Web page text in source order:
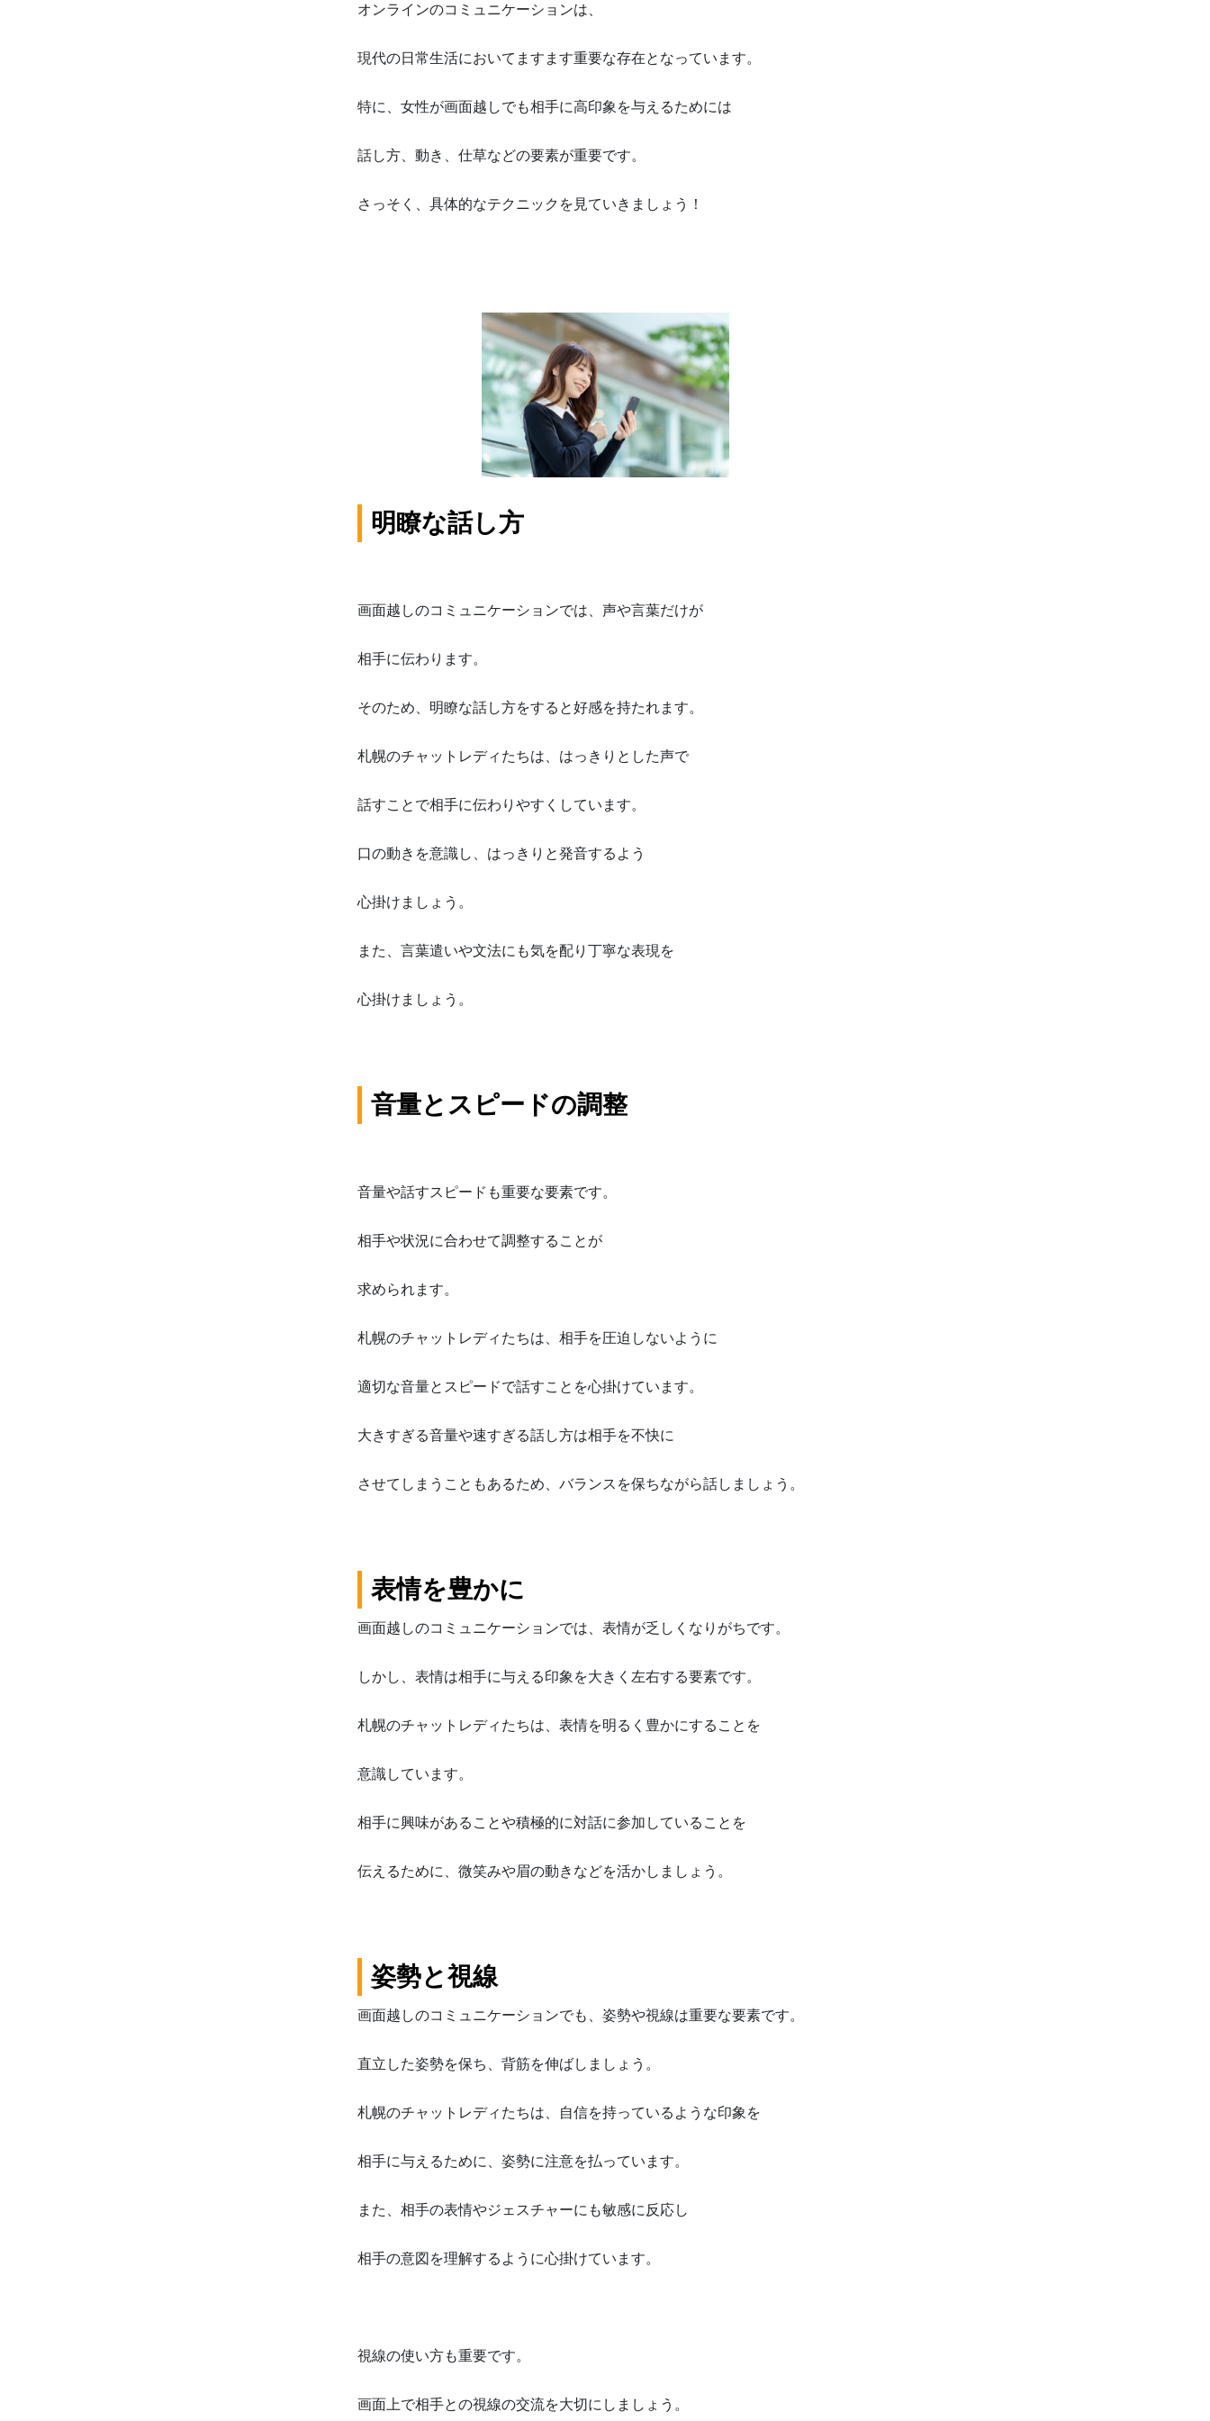
オンラインのコミュニケーションは、
現代の日常生活においてますます重要な存在となっています。
特に、女性が画面越しでも相手に高印象を与えるためには
話し方、動き、仕草などの要素が重要です。
さっそく、具体的なテクニックを見ていきましょう！
明瞭な話し方
画面越しのコミュニケーションでは、声や言葉だけが
相手に伝わります。
そのため、明瞭な話し方をすると好感を持たれます。
札幌のチャットレディたちは、はっきりとした声で
話すことで相手に伝わりやすくしています。
口の動きを意識し、はっきりと発音するよう
心掛けましょう。
また、言葉遣いや文法にも気を配り丁寧な表現を
心掛けましょう。
音量とスピードの調整
音量や話すスピードも重要な要素です。
相手や状況に合わせて調整することが
求められます。
札幌のチャットレディたちは、相手を圧迫しないように
適切な音量とスピードで話すことを心掛けています。
大きすぎる音量や速すぎる話し方は相手を不快に
させてしまうこともあるため、バランスを保ちながら話しましょう。
表情を豊かに
画面越しのコミュニケーションでは、表情が乏しくなりがちです。
しかし、表情は相手に与える印象を大きく左右する要素です。
札幌のチャットレディたちは、表情を明るく豊かにすることを
意識しています。
相手に興味があることや積極的に対話に参加していることを
伝えるために、微笑みや眉の動きなどを活かしましょう。
姿勢と視線
画面越しのコミュニケーションでも、姿勢や視線は重要な要素です。
直立した姿勢を保ち、背筋を伸ばしましょう。
札幌のチャットレディたちは、自信を持っているような印象を
相手に与えるために、姿勢に注意を払っています。
また、相手の表情やジェスチャーにも敏感に反応し
相手の意図を理解するように心掛けています。
視線の使い方も重要です。
画面上で相手との視線の交流を大切にしましょう。